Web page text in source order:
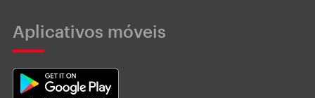
Aplicativos móveis